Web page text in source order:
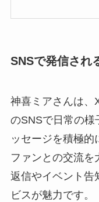
SNSで発信され
神喜ミアさんは、
のSNSで日常の様
ッセージを積極的
ファンとの交流を
返信やイベント告
ビスが魅力です。